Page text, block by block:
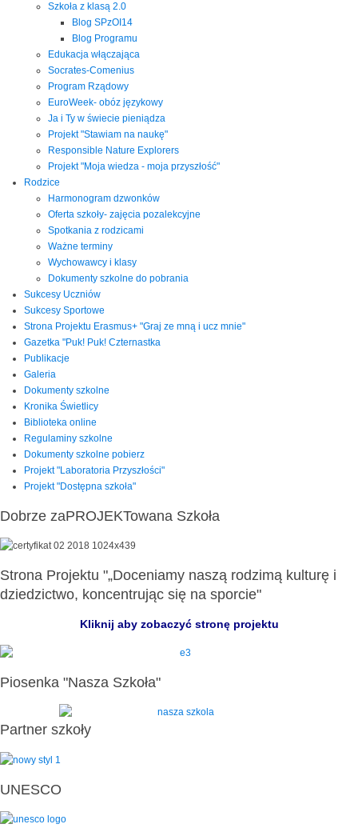
Szkoła z klasą 2.0
Blog SPzOI14
Blog Programu
Edukacja włączająca
Socrates-Comenius
Program Rządowy
EuroWeek- obóz językowy
Ja i Ty w świecie pieniądza
Projekt "Stawiam na naukę"
Responsible Nature Explorers
Projekt "Moja wiedza - moja przyszłość"
Rodzice
Harmonogram dzwonków
Oferta szkoły- zajęcia pozalekcyjne
Spotkania z rodzicami
Ważne terminy
Wychowawcy i klasy
Dokumenty szkolne do pobrania
Sukcesy Uczniów
Sukcesy Sportowe
Strona Projektu Erasmus+ "Graj ze mną i ucz mnie"
Gazetka "Puk! Puk! Czternastka
Publikacje
Galeria
Dokumenty szkolne
Kronika Świetlicy
Biblioteka online
Regulaminy szkolne
Dokumenty szkolne pobierz
Projekt "Laboratoria Przyszłości"
Projekt "Dostępna szkoła"
Dobrze zaPROJEKTowana Szkoła
Strona Projektu "„Doceniamy naszą rodzimą kulturę i
dziedzictwo, koncentrując się na sporcie"
Kliknij aby zobaczyć stronę projektu
Piosenka "Nasza Szkoła"
Partner szkoły
UNESCO